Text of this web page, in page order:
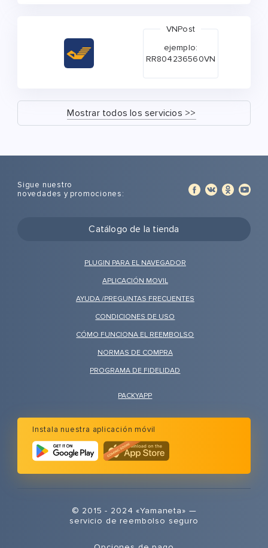
VNPost
ejemplo:
RR804236560VN
Mostrar todos los servicios >>
Catálogo de la tienda
Sigue nuestro
novedades y promociones:
PLUGIN PARA EL NAVEGADOR
APLICACIÓN MOVIL
AYUDA /PREGUNTAS FRECUENTES
CONDICIONES DE USO
CÓMO FUNCIONA EL REEMBOLSO
NORMAS DE COMPRA
PROGRAMA DE FIDELIDAD
PACKYAPP
Instala nuestra aplicación móvil
© 2015 - 2024 «Yamaneta» —
servicio de reembolso seguro